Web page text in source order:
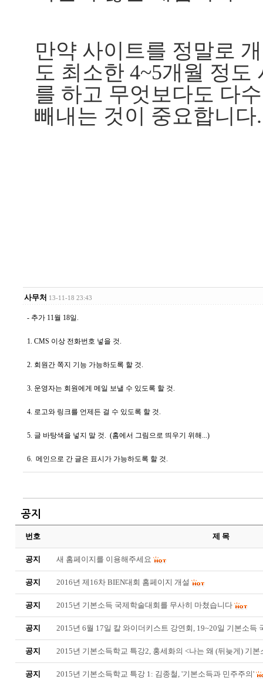
만약 사이트를 정말로
도 최소한 4~5개월 정
를 하고 무엇보다도 다
빼내는 것이 중요합니다.
사무처 13-11-18 23:43
- 추가 11월 18일.
1. CMS 이상 전화번호 넣을 것.
2. 회원간 쪽지 기능 가능하도록 할 것.
3. 운영자는 회원에게 메일 보낼 수 있도록 할 것.
4. 로고와 링크를 언제든 걸 수 있도록 할 것.
5. 글 바탕색을 넣지 말 것. (홈에서 그림으로 띄우기 위해...)
6. 메인으로 간 글은 표시가 가능하도록 할 것.
공지
번호 제 목
공지 새 홈페이지를 이용해주세요
공지 2016년 제16차 BIEN대회 홈페이지 개설
공지 2015년 기본소득 국제학술대회를 무사히 마쳤습니다
공지 2015년 6월 17일 칼 와이더키스트 강연회, 19~20일 기본소득
공지 2015년 기본소득학교 특강2, 홍세화의 <나는 왜 (뒤늦게) 기
공지 2015년 기본소득학교 특강 1: 김종철, '기본소득과 민주주의'